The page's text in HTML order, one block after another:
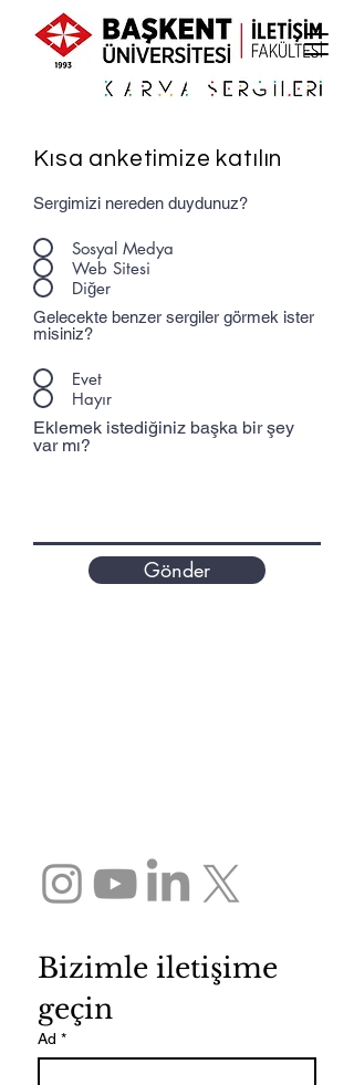
Kısa anketimize katılın
Sergimizi nereden duydunuz?
Sosyal Medya
Web Sitesi
Diğer
Gelecekte benzer sergiler görmek ister
misiniz?
Evet
Hayır
Eklemek istediğiniz başka bir şey
var mı?
Gönder
Bizimle iletişime
geçin
Ad *